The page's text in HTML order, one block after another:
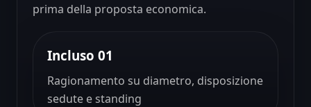
prima della proposta economica.
Incluso 01
Ragionamento su diametro, disposizione
sedute e standing